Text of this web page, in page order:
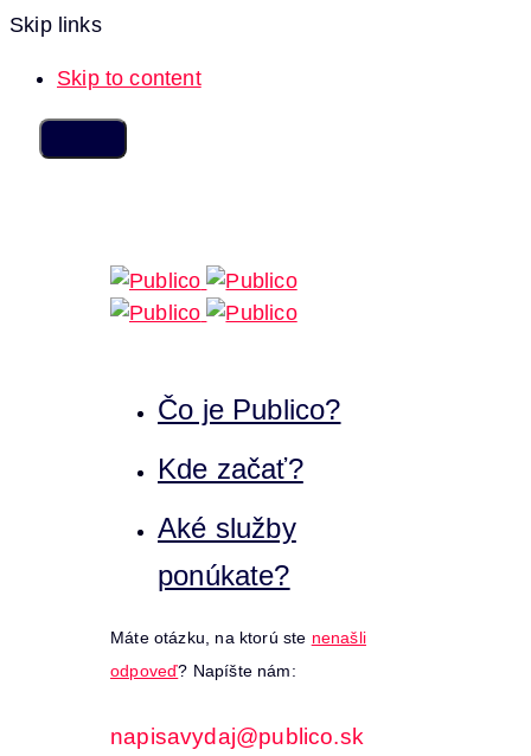
Skip links
Skip to content
Čo je Publico?
Kde začať?
Aké služby
ponúkate?
Máte otázku, na ktorú ste nenašli
odpoveď? Napíšte nám:
napisavydaj@publico.sk